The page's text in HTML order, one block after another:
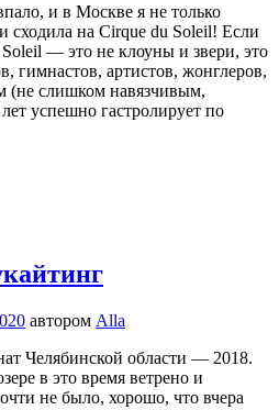
и в Москве я не только
сходила на Cirque du Soleil! Если
— это не клоуны и звери, это
гимнастов, артистов, жонглеров,
(не слишком навязчивым,
успешно гастролирует по
автором Alla
Челябинской области — 2018.
в это время ветрено и
не было, хорошо, что вчера